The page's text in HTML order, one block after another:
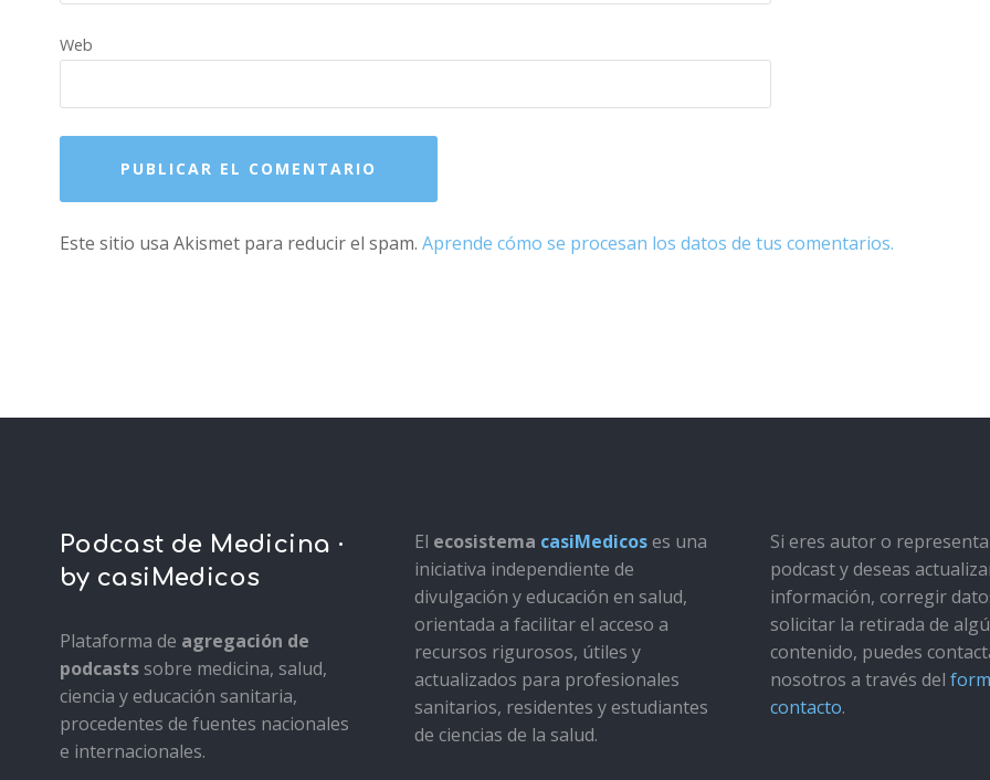
Web
Este sitio usa Akismet para reducir el spam. Aprende cómo se procesan los datos de tus comentarios.
Podcast de Medicina ·
by casiMedicos
Plataforma de agregación de
podcastssobre medicina, salud,
ciencia y educación sanitaria,
procedentes de fuentes nacionales
e internacionales.
El ecosistema casiMedicoses una
iniciativa independiente de
divulgación y educación en salud,
orientada a facilitar el acceso a
recursos rigurosos, útiles y
actualizados para profesionales
sanitarios, residentes y estudiantes
de ciencias de la salud.
Si eres autor o
podcast y deseas
información, corregir
solicitar la retirada de
contenido, puedes
nosotros a través del
contacto.